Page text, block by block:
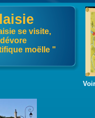
se visite,
moëlle "